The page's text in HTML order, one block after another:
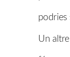
podries
Un